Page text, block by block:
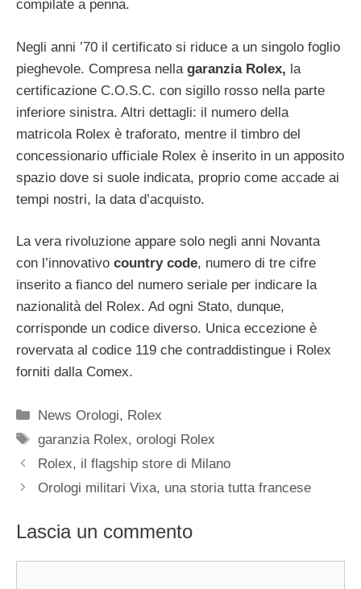
compilate a penna.
Negli anni ’70 il certificato si riduce a un singolo foglio
pieghevole. Compresa nella garanzia Rolex, la
certificazione C.O.S.C. con sigillo rosso nella parte
inferiore sinistra. Altri dettagli: il numero della
matricola Rolex è traforato, mentre il timbro del
concessionario ufficiale Rolex è inserito in un apposito
spazio dove si suole indicata, proprio come accade ai
tempi nostri, la data d’acquisto.
La vera rivoluzione appare solo negli anni Novanta
con l’innovativo country code, numero di tre cifre
inserito a fianco del numero seriale per indicare la
nazionalità del Rolex. Ad ogni Stato, dunque,
corrisponde un codice diverso. Unica eccezione è
rovervata al codice 119 che contraddistingue i Rolex
forniti dalla Comex.
Categorie
News Orologi, Rolex
Tag
garanzia Rolex,orologi Rolex
Navigazione
articolo
Rolex, il flagship store di Milano
Orologi militari Vixa, una storia tutta francese
Lascia un commento